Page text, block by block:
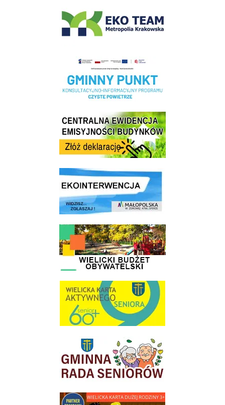
Realizacja Programu Czyste Powietrze w Gminie Wieliczka
Centrala Ewidencja Emisyjności Budynków - złóż deklarację
link do strony ekointerwencja dot.- powietrza
link do strony - Wielicki Budżet Obywatelski
link do strony Wielicka Karta Aktywnego Seniora
link do strony Gminnej Rady Seniorow - Wieliczka
link do strony - Wielicka Karta Dużej Rodziny